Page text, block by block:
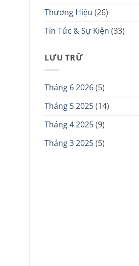
Thương Hiệu (26)
Tin Tức & Sự Kiện (33)
LƯU TRỮ
Tháng 6 2026(5)
Tháng 5 2025(14)
Tháng 4 2025(9)
Tháng 3 2025(5)